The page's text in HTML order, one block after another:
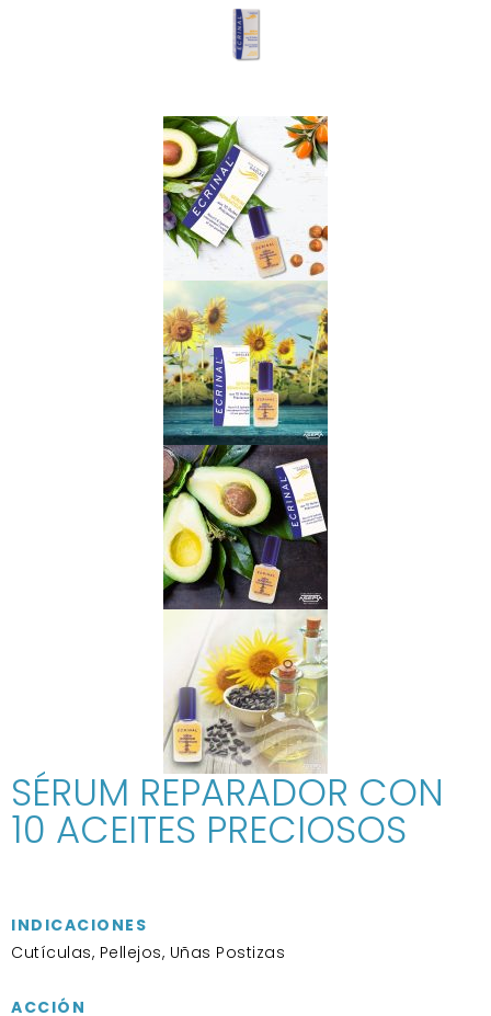
SÉRUM REPARADOR CON
10 ACEITES PRECIOSOS
INDICACIONES
Cutículas, Pellejos, Uñas Postizas
ACCIÓN